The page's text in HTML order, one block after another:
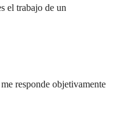
el trabajo de un
responde objetivamente